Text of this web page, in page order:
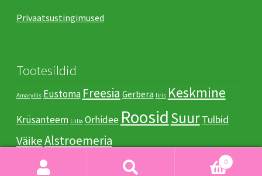
Privaatsustingimused
Tootesildid
Amaryllis Eustoma Freesia Gerbera Iiris Keskmine
Krüsanteem Liilia Orhidee RoosidSuurTulbid
VäikeАlstroemeria
0